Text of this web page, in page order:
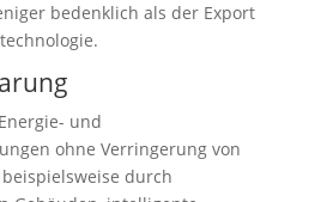
bedenklich als der Export
und
ohne Verringerung von
durch